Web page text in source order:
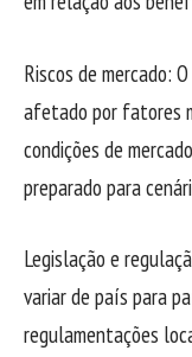
Riscos de mercado:
afetado por fatores
condições de
preparado para
Legislação e
variar de país para
regulamentações